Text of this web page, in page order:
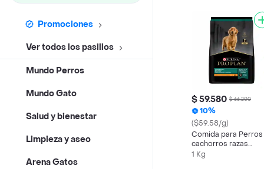
Promociones
Ver todos los pasillos
Mundo Perros
Mundo Gato
Salud y bienestar
Limpieza y aseo
Arena Gatos
$ 59.580 $ 66.200
10%
($59.58/g)
Comida para Perros
cachorros razas
medianas Purina Pro
1 Kg